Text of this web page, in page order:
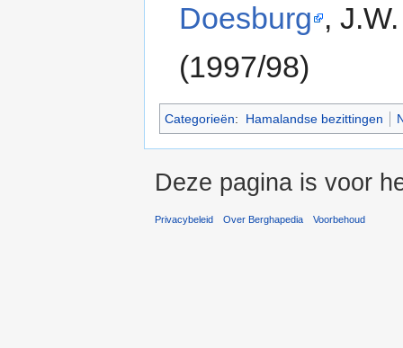
Doesburg ,
(1997/98)
Categorieën: Hamalandse bezittingen
Deze pagina is voor
Privacybeleid Over Berghapedia Voorbehoud